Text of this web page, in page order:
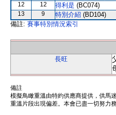
12 12 得利是 (BC074)
13 9 特別介紹 (BD104)
備註: 賽事特別情況索引
長旺
備註
模擬鳥瞰重溫由特約供應商提供，供馬
重溫片段出現偏差。本會已盡一切努力